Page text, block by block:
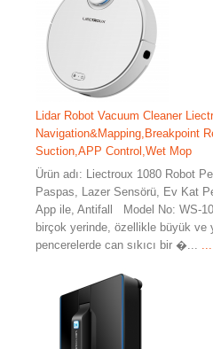
Lidar Robot Vacuum Cleaner
Navigation&Mapping,Breakpoint
Suction,APP Control,Wet Mop
Ürün adı: Liectroux 1080 Robot
Paspas, Lazer Sensörü, Ev Kat
App ile, Antifall Model No: WS-
birçok yerinde, özellikle büyük ve
pencerelerde can sıkıcı bir �...